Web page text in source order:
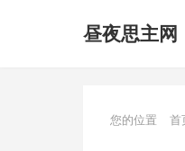
昼夜思主网
您的位置 首